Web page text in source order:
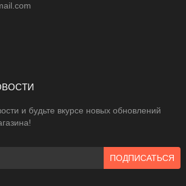
и будьте вкурсе новых обновлений